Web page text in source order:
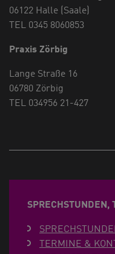
06122 Halle (Saale)
TEL 0345 8060853
Praxis Zörbig
Lange Straße 16
06780 Zörbig
TEL 034956 21-427
SPRECHSTUNDEN,
TERMINE &